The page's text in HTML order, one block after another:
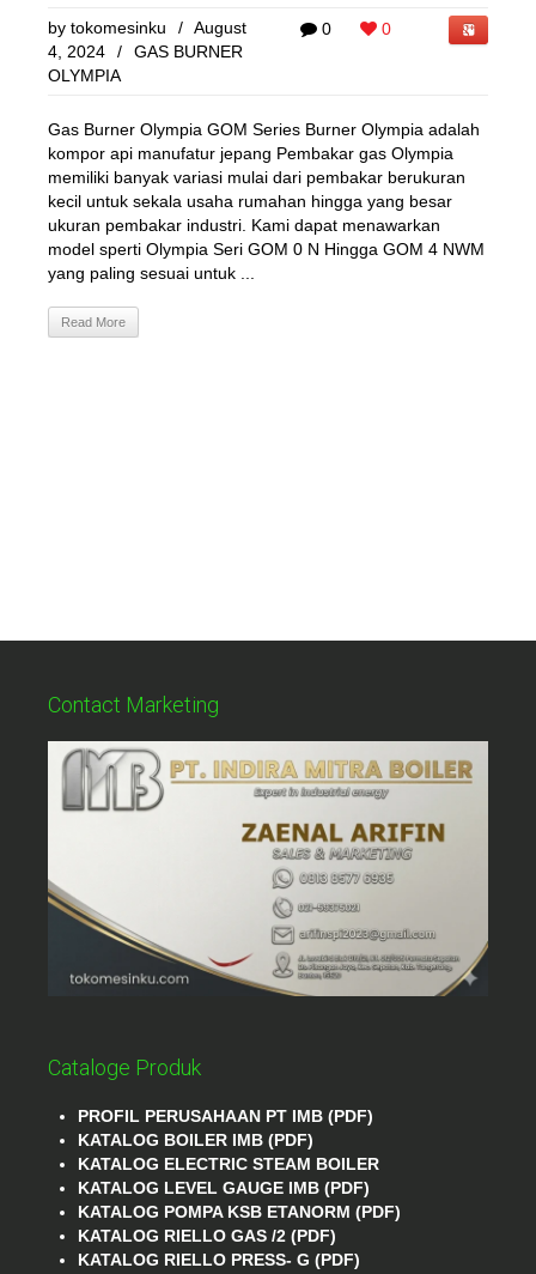
0 0
by tokomesinku / August
4, 2024
/
GAS BURNER
OLYMPIA
Gas Burner Olympia GOM Series Burner Olympia adalah
kompor api manufatur jepang Pembakar gas Olympia
memiliki banyak variasi mulai dari pembakar berukuran
kecil untuk sekala usaha rumahan hingga yang besar
ukuran pembakar industri. Kami dapat menawarkan
model sperti Olympia Seri GOM 0 N Hingga GOM 4 NWM
yang paling sesuai untuk ...
Read More
Contact Marketing
Cataloge Produk
PROFIL PERUSAHAAN PT IMB (PDF)
KATALOG BOILER IMB (PDF)
KATALOG ELECTRIC STEAM BOILER
KATALOG LEVEL GAUGE IMB (PDF)
KATALOG POMPA KSB ETANORM (PDF)
KATALOG RIELLO GAS /2 (PDF)
KATALOG RIELLO PRESS- G (PDF)